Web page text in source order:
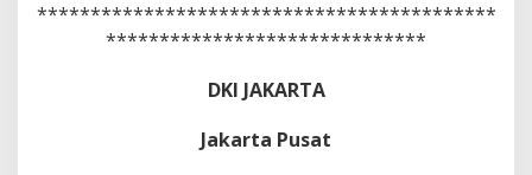
*******************************************
******************************
DKI JAKARTA
Jakarta Pusat